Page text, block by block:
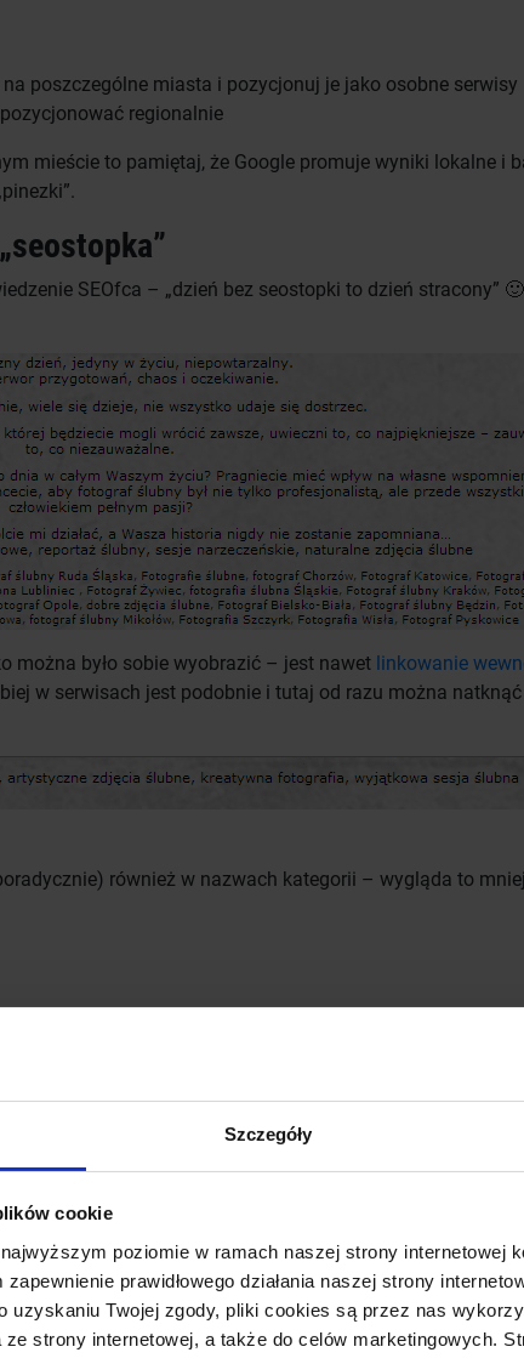
Szczegóły
cookie
poziomie w ramach naszej strony internetowej
prawidłowego działania naszej strony
uzyskaniu Twojej zgody, pliki cookies są przez nas
strony internetowej, a także do celów marketingowych.
poszczególne miasta i pozycjonuj je jako osobne serwisy
regionalnie
mieście to pamiętaj, że Google promuje wyniki lokalne i
SEOfca – „dzień bez seostopki to dzień stracony”
można było sobie wyobrazić – jest nawet linkowanie
w serwisach jest podobnie i tutaj od razu można
również w nazwach kategorii – wygląda to
spamem już będzie „fotografia-slubna-gory-stolowe”.
wszelką miarę. Zasadą jest 2-3 tagi na wpis a nie 20-30
żon, matek,
Bartka i Beaty” i kilka fotek to nie tędy droga. Załóżcie
wykonywane zdjęcia. Może być tez ciekawa, śmieszna,
(np paw wskoczył Panu młodemu do kieszeni
Wam pozycji jak będzie miał za co. Czytelnicy na